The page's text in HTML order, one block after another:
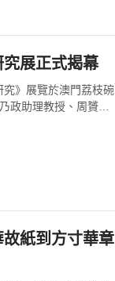
研究展正式揭幕
》展覽於澳門荔枝碗
政助理教授、周贇客